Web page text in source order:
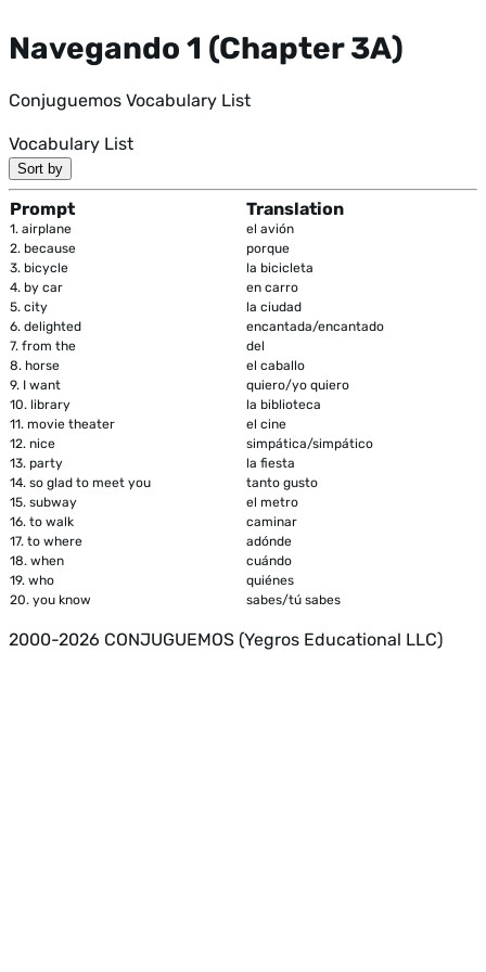
Navegando 1 (Chapter 3A)
Conjuguemos Vocabulary List
Vocabulary List
Sort by
Prompt Translation
1. airplane
el avión
2. because
porque
3. bicycle
la bicicleta
4. by car
en carro
5. city
la ciudad
6. delighted
encantada/encantado
7. from the
del
8. horse
el caballo
9. I want
quiero/yo quiero
10. library
la biblioteca
11. movie theater
el cine
12. nice
simpática/simpático
13. party
la fiesta
14. so glad to meet you
tanto gusto
15. subway
el metro
16. to walk
caminar
17. to where
adónde
18. when
cuándo
19. who
quiénes
20. you know sabes/tú sabes
2000-2026 CONJUGUEMOS (Yegros Educational LLC)